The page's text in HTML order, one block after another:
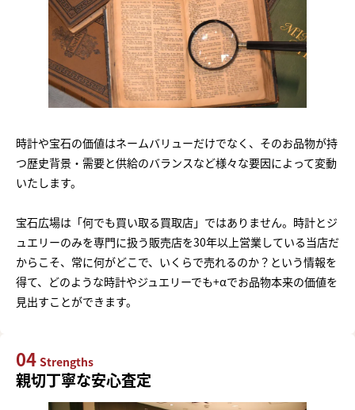
時計や宝石の価値はネームバリューだけでなく、そのお品物が持
つ歴史背景・需要と供給のバランスなど様々な要因によって変動
いたします。
宝石広場は「何でも買い取る買取店」ではありません。時計とジ
ュエリーのみを専門に扱う販売店を30年以上営業している当店だ
からこそ、常に何がどこで、いくらで売れるのか？という情報を
得て、どのような時計やジュエリーでも+αでお品物本来の価値を
見出すことができます。
04 Strengths
親切丁寧な安心査定